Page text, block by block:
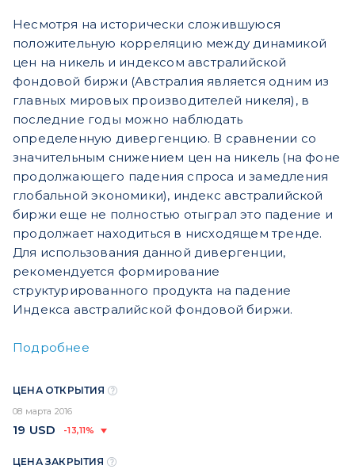
Несмотря на исторически сложившуюся
положительную корреляцию между динамикой
цен на никель и индексом австралийской
фондовой биржи (Австралия является одним из
главных мировых производителей никеля), в
последние годы можно наблюдать
определенную дивергенцию. В сравнении со
значительным снижением цен на никель (на фоне
продолжающего падения спроса и замедления
глобальной экономики), индекс австралийской
биржи еще не полностью отыграл это падение и
продолжает находиться в нисходящем тренде.
Для использования данной дивергенции,
рекомендуется формирование
структурированного продукта на падение
Индекса австралийской фондовой биржи.
Подробнее
ЦЕНА ОТКРЫТИЯ
08 марта 2016
19 USD -13,11%
ЦЕНА ЗАКРЫТИЯ